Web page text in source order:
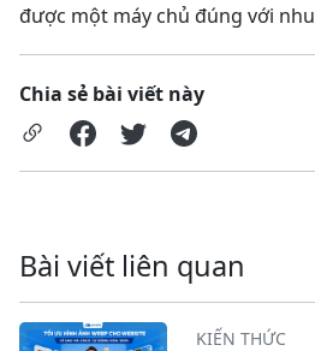
được một máy chủ đúng với
Chia sẻ bài viết này
Bài viết liên quan
KIẾN THỨC